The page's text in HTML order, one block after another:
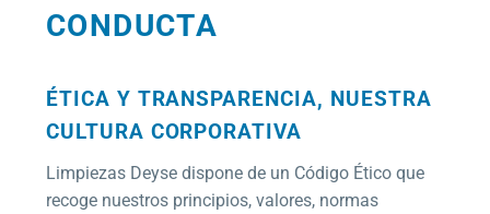
CONDUCTA
ÉTICA Y TRANSPARENCIA, NUESTRA
CULTURA CORPORATIVA
Limpiezas Deyse dispone de un Código Ético que
recoge nuestros principios, valores, normas